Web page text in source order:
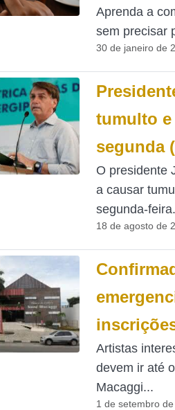
Aprenda a
sem precisar
30 de janeiro de
tumulto e
segunda
O presidente
a causar
segunda-
18 de agosto de
Artistas
devem ir até
Macaggi...
1 de setembro